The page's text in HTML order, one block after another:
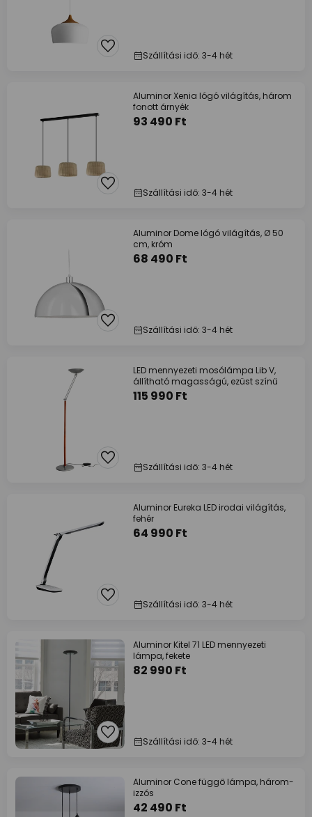
Szállítási idő: 3-4 hét
Aluminor Xenia lógó világítás, három
fonott árnyék
93 490 Ft
Szállítási idő: 3-4 hét
Aluminor Dome lógó világítás, Ø 50
cm, króm
68 490 Ft
Szállítási idő: 3-4 hét
LED mennyezeti mosólámpa Lib V,
állítható magasságú, ezüst színű
115 990 Ft
Szállítási idő: 3-4 hét
Aluminor Eureka LED irodai világítás,
fehér
64 990 Ft
Szállítási idő: 3-4 hét
Aluminor Kitel 71 LED mennyezeti
lámpa, fekete
82 990 Ft
Szállítási idő: 3-4 hét
Aluminor Cone függő lámpa, három-
izzós
42 490 Ft